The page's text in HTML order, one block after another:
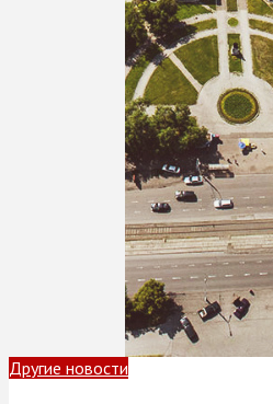
Другие новости